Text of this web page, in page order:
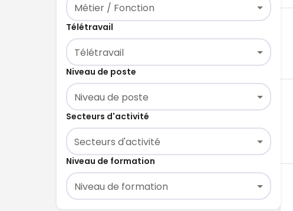
Métier / Fonction
Télétravail
Télétravail
Niveau de poste
Niveau de poste
Secteurs d'activité
Secteurs d'activité
Niveau de formation
Niveau de formation